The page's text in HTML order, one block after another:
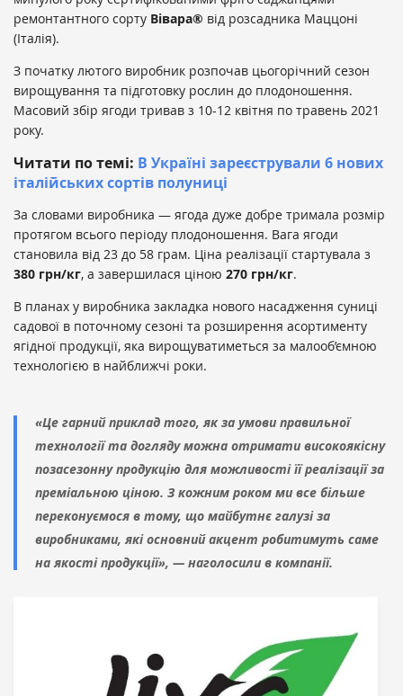
ремонтантного сорту Вівара® від розсадника Маццоні
(Італія).
З початку лютого виробник розпочав цьогорічний сезон
вирощування та підготовку рослин до плодоношення.
Масовий збір ягоди тривав з 10-12 квітня по травень 2021
року.
Читати по темі: В Україні зареєстрували 6 нових
італійських сортів полуниці
За словами виробника — ягода дуже добре тримала розмір
протягом всього періоду плодоношення. Вага ягоди
становила від 23 до 58 грам. Ціна реалізації стартувала з
380 грн/кг, а завершилася ціною 270 грн/кг.
В планах у виробника закладка нового насадження суниці
садової в поточному сезоні та розширення асортименту
ягідної продукції, яка вирощуватиметься за малооб’ємною
технологією в найближчі роки.
«Це гарний приклад того, як за умови правильної
технології та догляду можна отримати високоякісну
позасезонну продукцію для можливості її реалізації за
преміальною ціною. З кожним роком ми все більше
переконуємося в тому, що майбутнє галузі за
виробниками, які основний акцент робитимуть саме
на якості продукції», — наголосили в компанії.